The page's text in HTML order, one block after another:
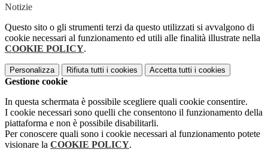
Notizie
Questo sito o gli strumenti terzi da questo utilizzati si avvalgono di
cookie necessari al funzionamento ed utili alle finalità illustrate nella
COOKIE POLICY.
Personalizza Rifiuta tutti i cookies Accetta tutti i cookies
Gestione cookie
In questa schermata è possibile scegliere quali cookie consentire.
I cookie necessari sono quelli che consentono il funzionamento della
piattaforma e non è possibile disabilitarli.
Per conoscere quali sono i cookie necessari al funzionamento potete
visionare la COOKIE POLICY.